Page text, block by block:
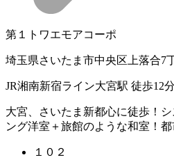
第１トワエモアコーポ
埼玉県さいたま市中央区上落合7
JR湘南新宿ライン大宮駅 徒歩12分
大宮、さいたま新都心に徒歩！
ング洋室＋旅館のような和室！都
１０２